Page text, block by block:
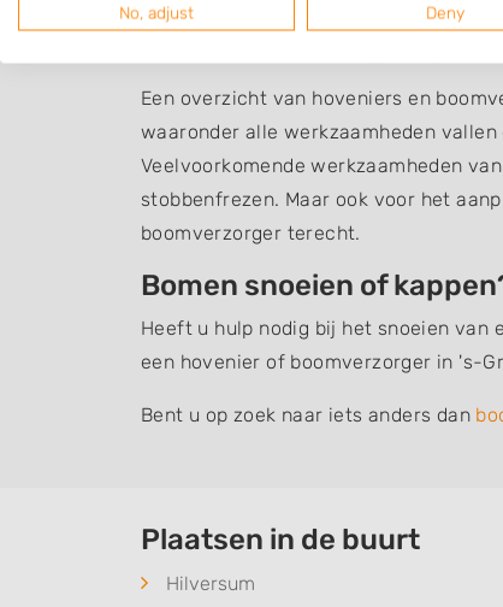
Boomverzorging
Een overzicht van hoveniers en
waaronder alle werkzaamheden
Veelvoorkomende werkzaamheden
stobbenfrezen. Maar ook voor het
boomverzorger terecht.
Bomen snoeien of
Heeft u hulp nodig bij het snoeien van
een hovenier of boomverzorger in 's-
Bent u op zoek naar iets anders dan
Plaatsen in de buurt
Hilversum
No, adjust Deny